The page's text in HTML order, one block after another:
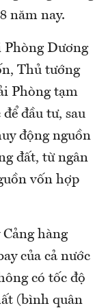
năm nay.
Dương
Thủ tướng
Phòng tạm
đầu tư, sau
động nguồn
đất, từ ngân
vốn hợp
hàng
của cả nước
có tốc độ
(bình quân